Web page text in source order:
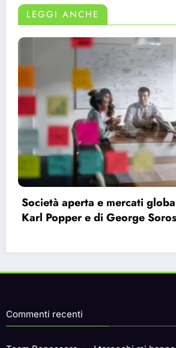
LEGGI ANCHE
Bauman e la modernità
sentiamo vuoti nonostante
Commenti recenti